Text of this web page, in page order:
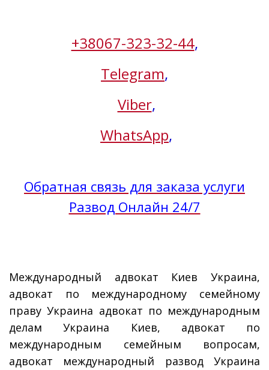
+38067-323-32-44,
Telegram,
Viber,
WhatsApp,
Обратная связь для заказа услуги
Развод Онлайн 24/7
Международный адвокат Киев Украина,
адвокат по международному семейному
праву Украина адвокат по международным
делам Украина Киев, адвокат по
международным семейным вопросам,
адвокат международный развод Украина